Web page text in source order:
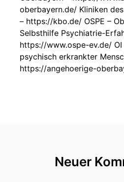
oberbayern.de/ Kliniken
– https://kbo.de/ OSPE –
Selbsthilfe Psychiatrie-
https://www.ospe-ev.de/
psychisch erkrankter
https://angehoerige-
Neuer